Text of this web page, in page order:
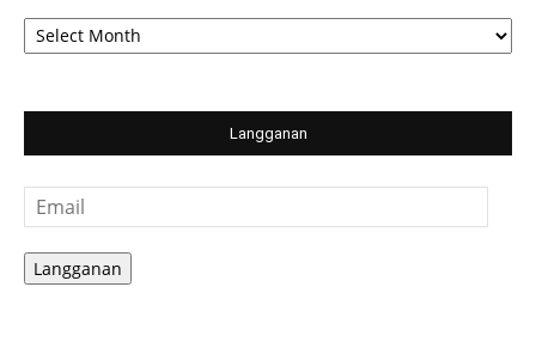
Arsip
Berita
Langganan
Email
Langganan